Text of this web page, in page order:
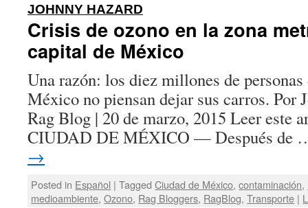
JOHNNY HAZARD
Crisis de ozono en la zona
capital de México
Una razón: los diez millones de
México no piensan dejar sus carros. Por
Rag Blog | 20 de marzo, 2015 Leer este
CIUDAD DE MÉXICO — Después
→
Posted in Español | Tagged Ciudad de México,contaminación,
medioambiente,Ozono, Rag Bloggers, RagBlog,Transporte |